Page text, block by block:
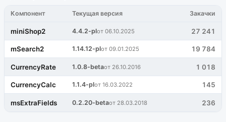
Компонент Текущая версия Закачки
miniShop2 4.4.2-plот 06.10.2025 27 241
mSearch2 1.14.12-plот 09.01.2025 19 784
CurrencyRate 1.0.8-betaот 26.10.2016 1 018
CurrencyCalc 1.1.4-plот 16.03.2022 145
msExtraFields 0.2.20-betaот 28.03.2018 236